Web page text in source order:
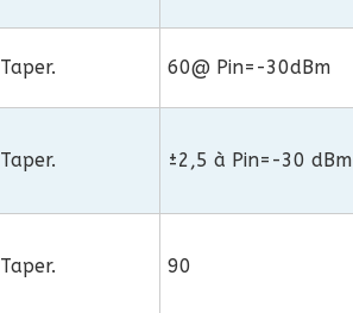
Taper. 60@ Pin=-30dBm
Taper. ±2,5 à Pin=-30 dBm
Taper. 90